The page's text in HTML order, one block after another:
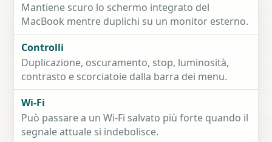
Mantiene scuro lo schermo integrato del
MacBook mentre duplichi su un monitor esterno.
Controlli
Duplicazione, oscuramento, stop, luminosità,
contrasto e scorciatoie dalla barra dei menu.
Wi-Fi
Può passare a un Wi-Fi salvato più forte quando il
segnale attuale si indebolisce.